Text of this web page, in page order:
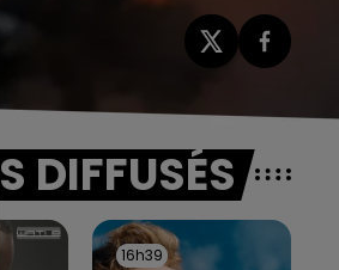
DIFFUSÉS
16h39
16h39